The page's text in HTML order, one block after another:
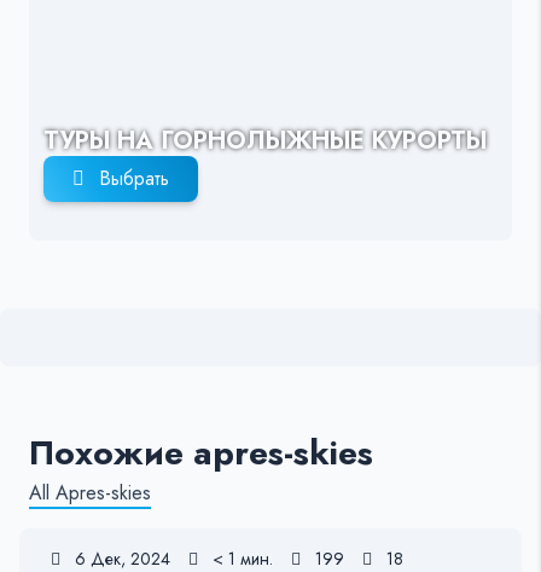
ТУРЫ НА ГОРНОЛЫЖНЫЕ КУРОРТЫ
Выбрать
Похожие apres-skies
All Apres-skies
6 Дек, 2024 < 1 мин. 199 18